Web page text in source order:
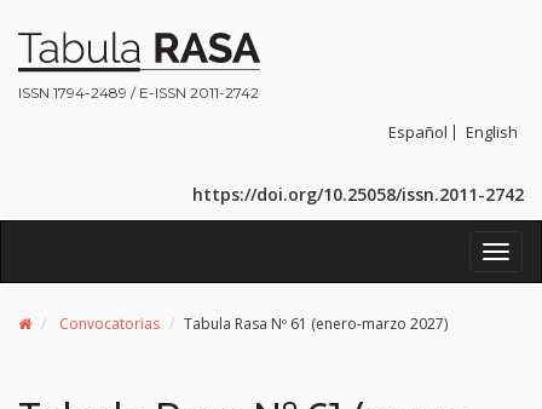
ISSN 1794-2489 / E-ISSN 2011-2742
Español English
https://doi.org/10.25058/issn.2011-2742
Convocatorias Tabula Rasa Nº 61 (enero-marzo 2027)